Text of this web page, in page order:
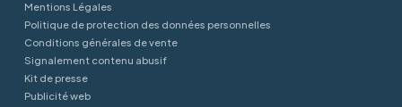
Mentions Légales
Politique de protection des données personnelles
Conditions générales de vente
Signalement contenu abusif
Kit de presse
Publicité web